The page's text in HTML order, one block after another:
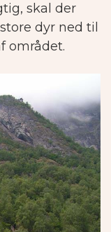
skal der
dyr ned til
området.